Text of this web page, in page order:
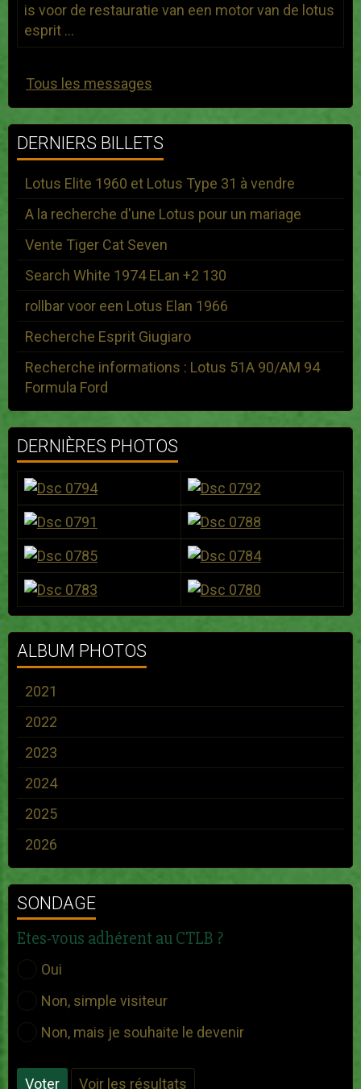
is voor de restauratie van een motor van de lotus
esprit ...
Tous les messages
DERNIERS BILLETS
Lotus Elite 1960 et Lotus Type 31 à vendre
A la recherche d'une Lotus pour un mariage
Vente Tiger Cat Seven
Search White 1974 ELan +2 130
rollbar voor een Lotus Elan 1966
Recherche Esprit Giugiaro
Recherche informations : Lotus 51A 90/AM 94
Formula Ford
DERNIÈRES PHOTOS
ALBUM PHOTOS
2021
2022
2023
2024
2025
2026
SONDAGE
Etes-vous adhérent au CTLB ?
Oui
Non, simple visiteur
Non, mais je souhaite le devenir
Voter Voir les résultats